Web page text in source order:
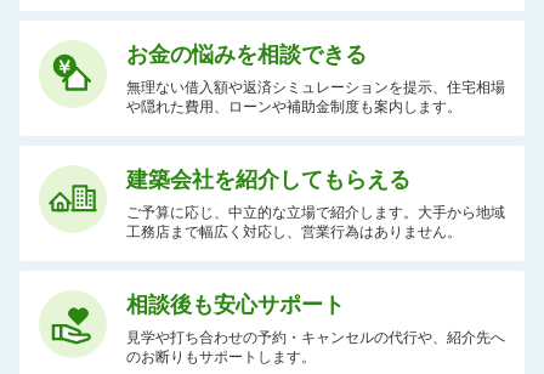
お金の悩みを相談できる
無理ない借入額や返済シミュレーションを提示、住宅相場
や隠れた費用、ローンや補助金制度も案内します。
建築会社を紹介してもらえる
ご予算に応じ、中立的な立場で紹介します。大手から地域
工務店まで幅広く対応し、営業行為はありません。
相談後も安心サポート
見学や打ち合わせの予約・キャンセルの代行や、紹介先へ
のお断りもサポートします。